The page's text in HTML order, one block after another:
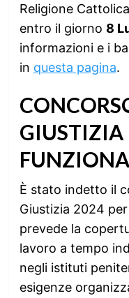
Religione
entro il giorno 8
informazioni e i
in questa pagina.
GIUSTIZIA
È stato indetto il
Giustizia 2024
prevede la
lavoro a tempo
negli istituti
esigenze